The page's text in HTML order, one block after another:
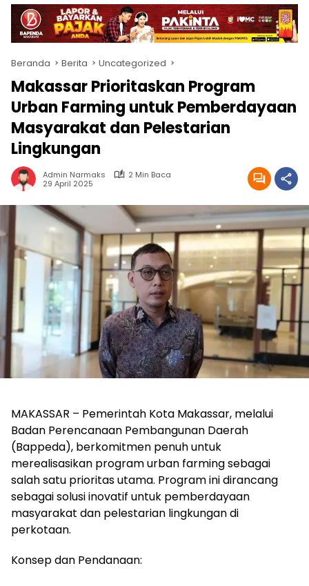
Beranda Berita Uncategorized
Makassar Prioritaskan Program
Urban Farming untuk Pemberdayaan
Masyarakat dan Pelestarian
Lingkungan
Admin Narmaks
2 Min Baca
29 April 2025
MAKASSAR – Pemerintah Kota Makassar, melalui
Badan Perencanaan Pembangunan Daerah
(Bappeda), berkomitmen penuh untuk
merealisasikan program urban farming sebagai
salah satu prioritas utama. Program ini dirancang
sebagai solusi inovatif untuk pemberdayaan
masyarakat dan pelestarian lingkungan di
perkotaan.
Konsep dan Pendanaan: